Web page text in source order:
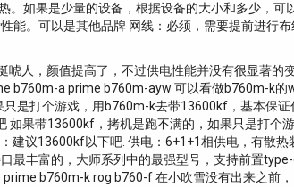
如果是少量的设备，根据设备的大小和多少，
。可以是其他品牌 网线：必须，需要提前进行
人，颜值提高了，不过供电性能并没有很显著
a prime b760m-ayw 可以看做b760m-k的
是打个游戏，用b760m-k去带13600kf，基本保
果带13600kf，拷机是跑不满的，如果只是打个
议13600kf以下吧. 供电：6+1+1相供电，有散
最丰富的，大师系列中的最强型号，支持前置
b760m-k rog b760-f 在小吹雪没有出来之前